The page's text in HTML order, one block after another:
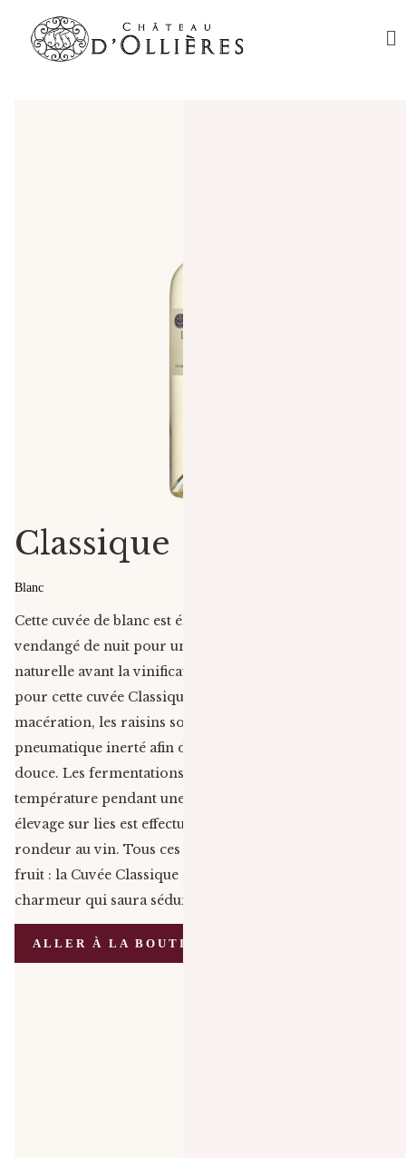
Classique
Blanc
Cette cuvée de blanc est élaborée avec du rolle,
vendangé de nuit pour un maximum de fraîcheur
naturelle avant la vinification. Beaucoup de personnalité
pour cette cuvée Classique blanc ! Après une
macération, les raisins sont pressés dans un pressoir
pneumatique inerté afin d’obtenir une extraction très
douce. Les fermentations se déroulent en cuve, à basse
température pendant une quinzaine de jours. Un léger
élevage sur lies est effectué afin d’apporter de la
rondeur au vin. Tous ces soins méticuleux portent leur
fruit : la Cuvée Classique est un vin gourmand et
charmeur qui saura séduire de nombreux amateurs.
ALLER À LA BOUTIQUE